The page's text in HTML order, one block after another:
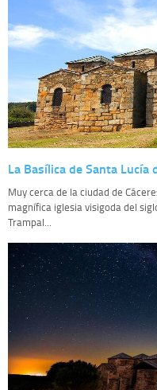
La Basílica de Santa Lucía
Muy cerca de la ciudad de
magnífica iglesia visigoda del
Trampal...